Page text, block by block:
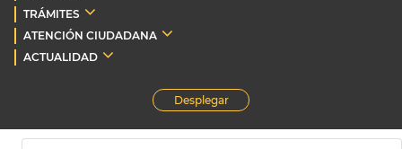
TRÁMITES
ATENCIÓN CIUDADANA
ACTUALIDAD
Desplegar